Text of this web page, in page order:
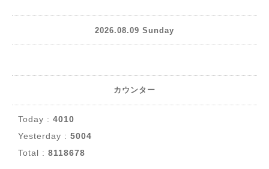
2026.08.09 Sunday
カウンター
Today : 4010
Yesterday : 5004
Total : 8118678